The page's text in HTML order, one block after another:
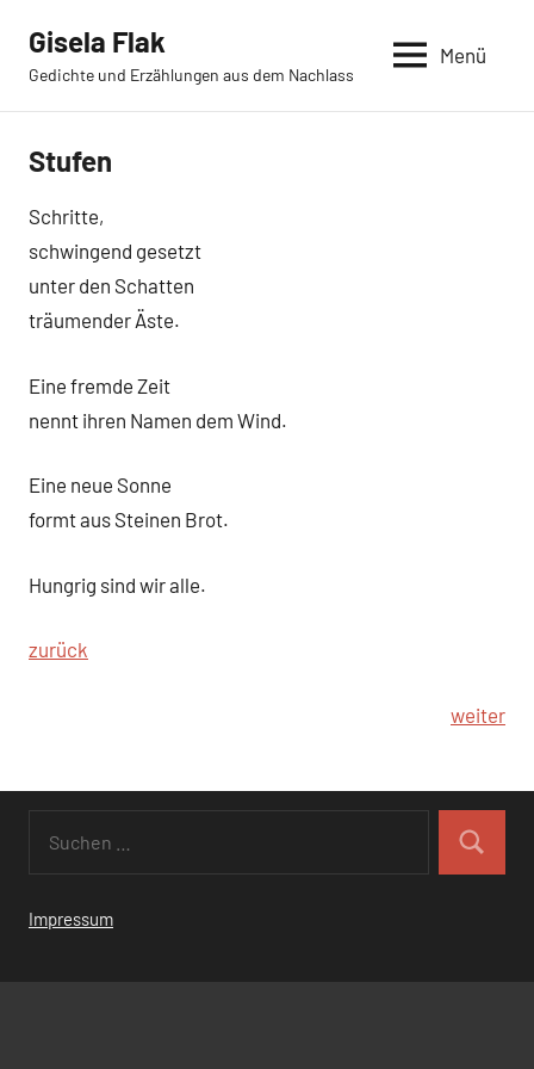
Inhalt
springen
Gisela Flak
Gedichte und Erzählungen aus dem Nachlass
Menü
Stufen
Schritte,
schwingend gesetzt
unter den Schatten
träumender Äste.
Eine fremde Zeit
nennt ihren Namen dem Wind.
Eine neue Sonne
formt aus Steinen Brot.
Hungrig sind wir alle.
zurück
weiter
Impressum